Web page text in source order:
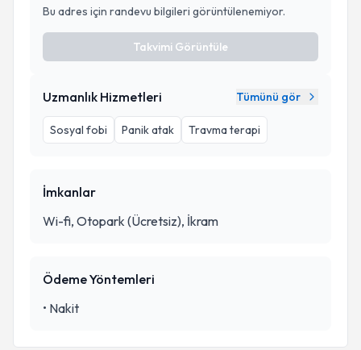
Bu adres için randevu bilgileri görüntülenemiyor.
Takvimi Görüntüle
Uzmanlık Hizmetleri Tümünü gör
Sosyal fobi Panik atak Travma terapi
İmkanlar
Wi-fi, Otopark (Ücretsiz), İkram
Ödeme Yöntemleri
• Nakit